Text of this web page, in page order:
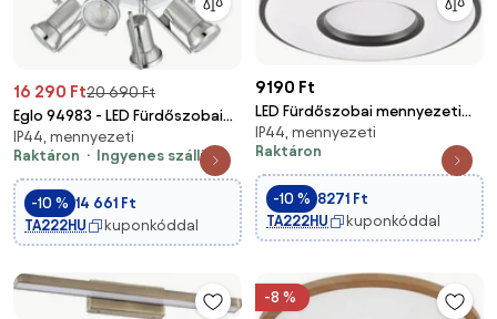
16 290 Ft20 690 Ft
Eglo 94983 - LED Fürdőszobai
lámpa TAMARA 1
4xLED/3,3W/230V
IP44, mennyezeti
Raktáron
Ingyenes szállítás
-10 % 14 661 Ft
TA222HU
kuponkóddal
9190 Ft
LED Fürdőszobai mennyezeti
lámpa DETROIT LED/18W/230V á.
33 cm IP44
IP44, mennyezeti
Raktáron
-10 % 8271 Ft
TA222HU
kuponkóddal
-8 %